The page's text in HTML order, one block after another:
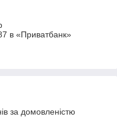
в «Приватбанк»
за домовленістю